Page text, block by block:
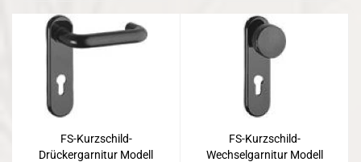
FS-Kurzschild-
Drückergarnitur Modell
FS-Kurzschild-
Wechselgarnitur Modell